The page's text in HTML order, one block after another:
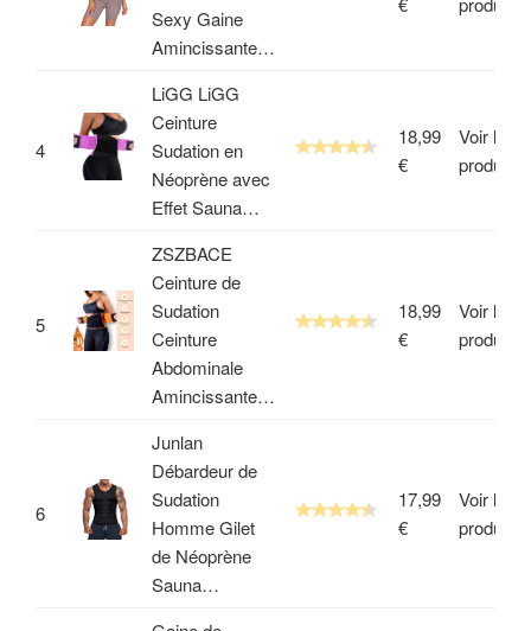
Sexy Gaine
Amincissante…
4
LiGG LiGG
Ceinture
Sudation en
Néoprène avec
Effet Sauna…
18,99
€
Voir le
produit
5
ZSZBACE
Ceinture de
Sudation
Ceinture
Abdominale
Amincissante…
18,99
€
Voir le
produit
6
Junlan
Débardeur de
Sudation
Homme Gilet
de Néoprène
Sauna…
17,99
€
Voir le
produit